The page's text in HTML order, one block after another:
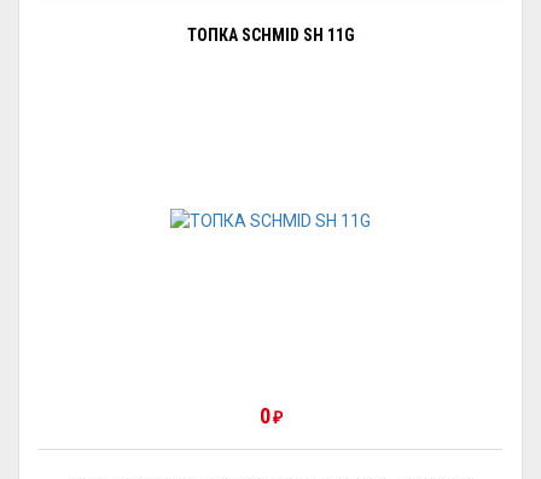
ТОПКА SCHMID SH 11G
0 ₽